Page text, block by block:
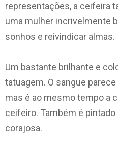
representações, a ceifeira
uma mulher incrivelmente
sonhos e reivindicar almas.
Um bastante brilhante e
tatuagem. O sangue
mas é ao mesmo tempo a
ceifeiro. Também é
corajosa.